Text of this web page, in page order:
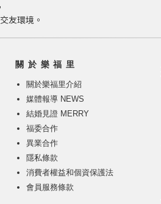
友環境。
關 於 樂 福 里
關於樂福里介紹
媒體報導 NEWS
結婚見證 MERRY
福委合作
異業合作
隱私條款
消費者權益和個資保護法
會員服務條款